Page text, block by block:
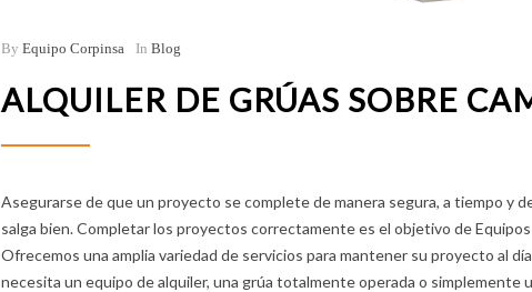
By Equipo Corpinsa In Blog
ALQUILER DE GRÚAS SOBRE
Asegurarse de que un proyecto se complete de manera segura, a tiempo y
salga bien. Completar los proyectos correctamente es el objetivo de
Ofrecemos una amplia variedad de servicios para mantener su proyecto al
necesita un equipo de alquiler, una grúa totalmente operada o simplemente